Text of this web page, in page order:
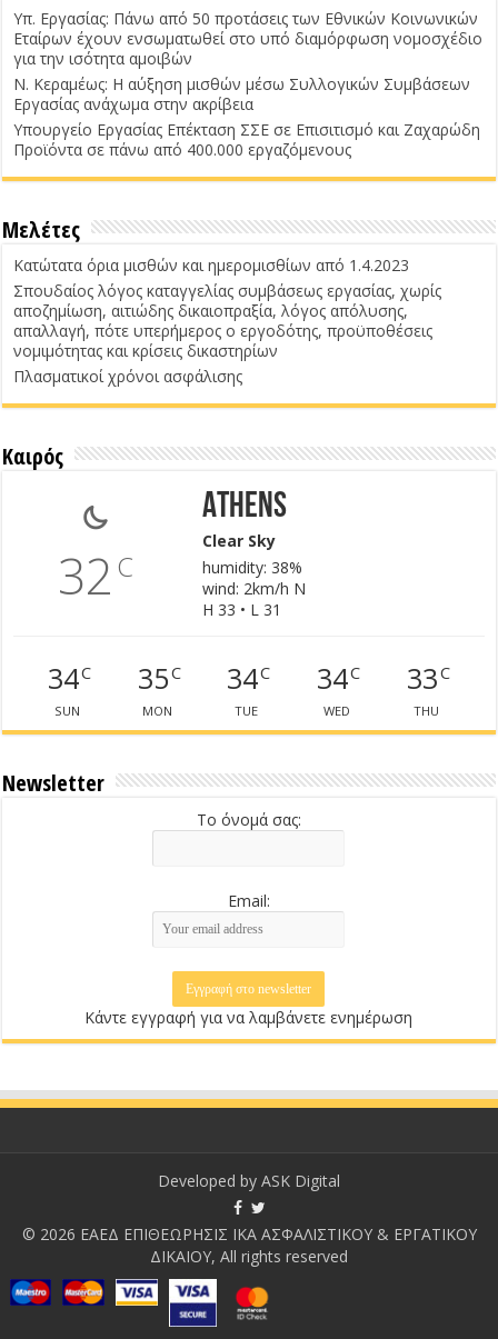
Υπ. Εργασίας: Πάνω από 50 προτάσεις των Εθνικών Κοινωνικών
Εταίρων έχουν ενσωματωθεί στο υπό διαμόρφωση νομοσχέδιο
για την ισότητα αμοιβών
Ν. Κεραμέως: Η αύξηση μισθών μέσω Συλλογικών Συμβάσεων
Εργασίας ανάχωμα στην ακρίβεια
Υπουργείο Εργασίας Επέκταση ΣΣΕ σε Επισιτισμό και Ζαχαρώδη
Προϊόντα σε πάνω από 400.000 εργαζόμενους
Μελέτες
Κατώτατα όρια μισθών και ημερομισθίων από 1.4.2023
Σπουδαίος λόγος καταγγελίας συμβάσεως εργασίας, χωρίς
αποζημίωση, αιτιώδης δικαιοπραξία, λόγος απόλυσης,
απαλλαγή, πότε υπερήμερος ο εργοδότης, προϋποθέσεις
νομιμότητας και κρίσεις δικαστηρίων
Πλασματικοί χρόνοι ασφάλισης
Καιρός
32 C
Athens
Clear Sky
humidity: 38%
wind: 2km/h N
H 33 • L 31
34C
SUN
35C
MON
34C
TUE
34C
WED
33C
THU
Newsletter
Το όνομά σας:
Email:
Κάντε εγγραφή για να λαμβάνετε ενημέρωση
Developed by ASK Digital
© 2026 ΕΑΕΔ ΕΠΙΘΕΩΡΗΣΙΣ ΙΚΑ ΑΣΦΑΛΙΣΤΙΚΟΥ & ΕΡΓΑΤΙΚΟΥ
ΔΙΚΑΙΟΥ, All rights reserved